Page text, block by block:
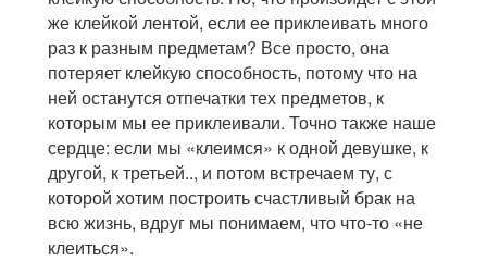
же клейкой лентой, если ее приклеивать много
раз к разным предметам? Все просто, она
потеряет клейкую способность, потому что на
ней останутся отпечатки тех предметов, к
которым мы ее приклеивали. Точно также наше
сердце: если мы «клеимся» к одной девушке, к
другой, к третьей.., и потом встречаем ту, с
которой хотим построить счастливый брак на
всю жизнь, вдруг мы понимаем, что что-то «не
клеиться».